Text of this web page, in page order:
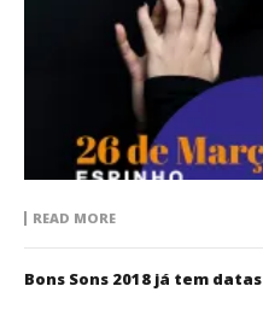
READ MORE
Bons Sons 2018 já tem datas